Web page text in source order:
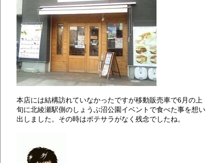
本店には結構訪れていなかったですが移動販売車で6月の上
旬に北綾瀬駅側のしょうぶ沼公園イベントで食べた事を想い
出しました。その時はポテサラがなく残念でしたね。